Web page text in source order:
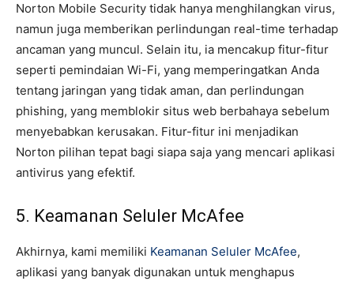
Norton Mobile Security tidak hanya menghilangkan virus,
namun juga memberikan perlindungan real-time terhadap
ancaman yang muncul. Selain itu, ia mencakup fitur-fitur
seperti pemindaian Wi-Fi, yang memperingatkan Anda
tentang jaringan yang tidak aman, dan perlindungan
phishing, yang memblokir situs web berbahaya sebelum
menyebabkan kerusakan. Fitur-fitur ini menjadikan
Norton pilihan tepat bagi siapa saja yang mencari aplikasi
antivirus yang efektif.
5. Keamanan Seluler McAfee
Akhirnya, kami memiliki Keamanan Seluler McAfee,
aplikasi yang banyak digunakan untuk menghapus